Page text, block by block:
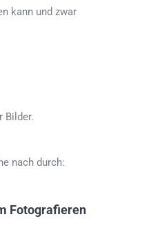
kann und zwar
Bilder.
nach durch:
Fotografieren